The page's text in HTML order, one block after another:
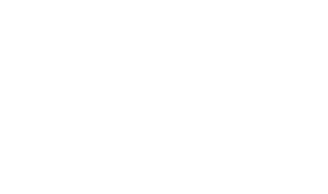
du week-end du 12 au 14 juin 2026